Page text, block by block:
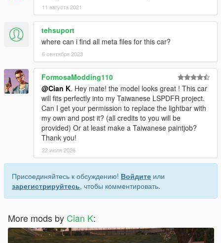
11 августа 2021
tehsuport
where can i find all meta files for this car?
6 сентября 2023
FormosaModding110
@Cian K. Hey mate! the model looks great ! This car
will fits perfectly into my Taiwanese LSPDFR project.
Can I get your permission to replace the lightbar with
my own and post it? (all credits to you will be
provided) Or at least make a Taiwanese paintjob?
Thank you!
22 июля 2026
Присоединяйтесь к обсуждению! Войдите или
зарегистрируйтесь, чтобы комментировать.
More mods by Cian K: